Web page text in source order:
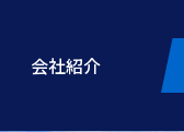
会社紹介